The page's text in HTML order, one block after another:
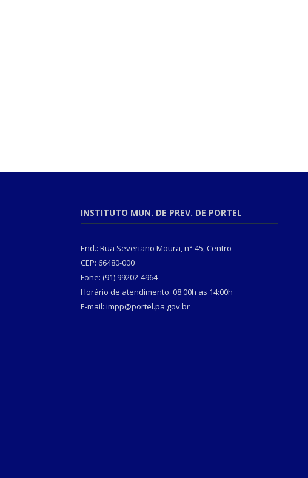
INSTITUTO MUN. DE PREV. DE PORTEL
End.: Rua Severiano Moura, n° 45, Centro
CEP: 66480-000
Fone: (91) 99202-4964
Horário de atendimento: 08:00h as 14:00h
E-mail: impp@portel.pa.gov.br